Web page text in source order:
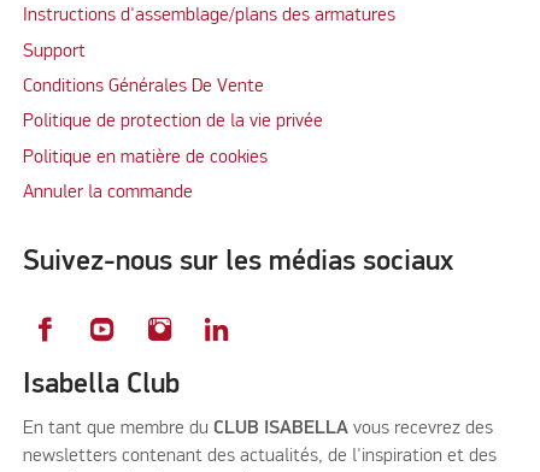
Instructions d'assemblage/plans des armatures
Support
Conditions Générales De Vente
Politique de protection de la vie privée
Politique en matière de cookies
Annuler la commande
Suivez-nous sur les médias sociaux
Isabella Club
En tant que membre du CLUB ISABELLA vous recevrez des
newsletters contenant des actualités, de l'inspiration et des